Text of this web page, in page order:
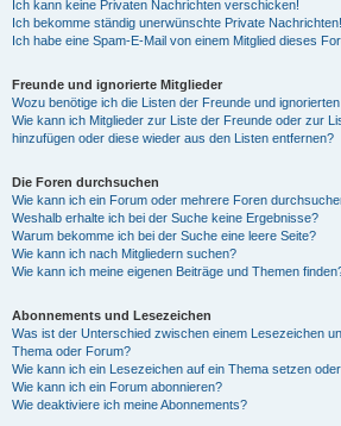
Ich kann keine Privaten Nachrichten verschicken!
Ich bekomme ständig unerwünschte Private Nachrichten!
Ich habe eine Spam-E-Mail von einem Mitglied dieses
Freunde und ignorierte Mitglieder
Wozu benötige ich die Listen der Freunde und
Wie kann ich Mitglieder zur Liste der Freunde oder zur
hinzufügen oder diese wieder aus den Listen entfernen?
Die Foren durchsuchen
Wie kann ich ein Forum oder mehrere Foren
Weshalb erhalte ich bei der Suche keine Ergebnisse?
Warum bekomme ich bei der Suche eine leere Seite?
Wie kann ich nach Mitgliedern suchen?
Wie kann ich meine eigenen Beiträge und Themen
Abonnements und Lesezeichen
Was ist der Unterschied zwischen einem Lesezeichen
Thema oder Forum?
Wie kann ich ein Lesezeichen auf ein Thema setzen
Wie kann ich ein Forum abonnieren?
Wie deaktiviere ich meine Abonnements?